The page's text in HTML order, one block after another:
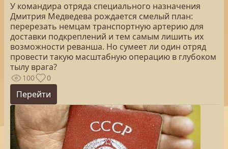
У командира отряда специального назначения
Дмитрия Медведева рождается смелый план:
перерезать немцам транспортную артерию для
доставки подкреплений и тем самым лишить их
возможности реванша. Но сумеет ли один отряд
провести такую масштабную операцию в глубоком
тылу врага?
100 0
Перейти